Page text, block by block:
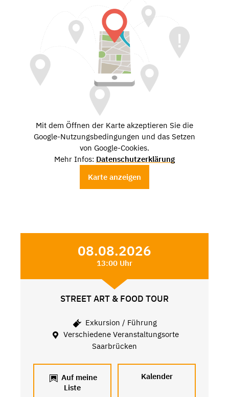
Mit dem Öffnen der Karte akzeptieren Sie die
Google-Nutzungsbedingungen und das Setzen
von Google-Cookies.
Mehr Infos: Datenschutzerklärung
Karte anzeigen
08.08.2026
13:00 Uhr
STREET ART & FOOD TOUR
Exkursion / Führung
Verschiedene Veranstaltungsorte
Saarbrücken
Auf meine
Liste
Kalender